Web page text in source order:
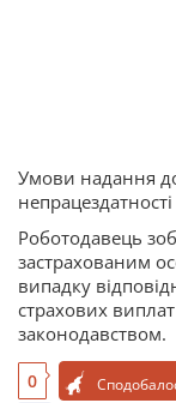
Умови надання
Роботодавець
застрахованим
випадку
страхових виплат
законодавством.
0